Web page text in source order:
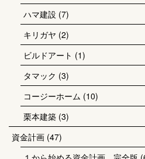
ハマ建設 (7)
キリガヤ (2)
ビルドアート (1)
タマック (3)
コージーホーム (10)
栗本建築 (3)
資金計画 (47)